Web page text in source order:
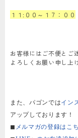
１１:００～１７：００
お客様にはご不便とご
よろしくお願い申し上
また、パゴンではイン
アップしております！
◼︎ メルマガの登録はこ